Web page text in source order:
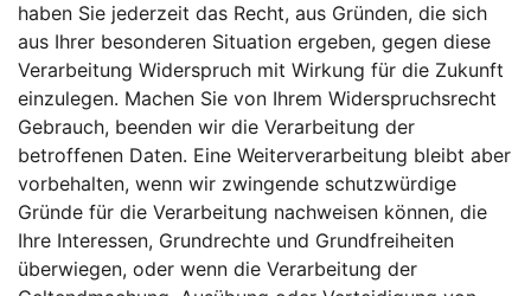
haben Sie jederzeit das Recht, aus Gründen, die sich
aus Ihrer besonderen Situation ergeben, gegen diese
Verarbeitung Widerspruch mit Wirkung für die Zukunft
einzulegen. Machen Sie von Ihrem Widerspruchsrecht
Gebrauch, beenden wir die Verarbeitung der
betroffenen Daten. Eine Weiterverarbeitung bleibt aber
vorbehalten, wenn wir zwingende schutzwürdige
Gründe für die Verarbeitung nachweisen können, die
Ihre Interessen, Grundrechte und Grundfreiheiten
überwiegen, oder wenn die Verarbeitung der